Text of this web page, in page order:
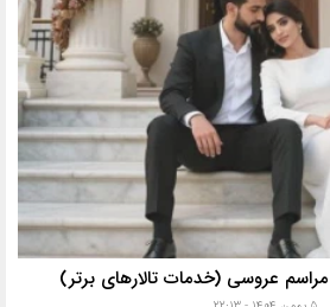
مراسم عروسی (خدمات تالارهای برتر)